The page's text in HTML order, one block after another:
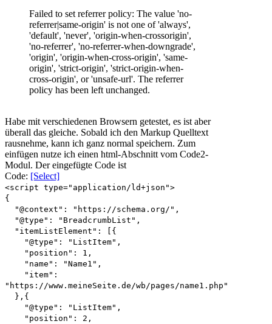
Failed to set referrer policy: The value 'no-
referrer|same-origin' is not one of 'always',
'default', 'never', 'origin-when-crossorigin',
'no-referrer', 'no-referrer-when-downgrade',
'origin', 'origin-when-cross-origin', 'same-
origin', 'strict-origin', 'strict-origin-when-
cross-origin', or 'unsafe-url'. The referrer
policy has been left unchanged.
Habe mit verschiedenen Browsern getestet, es ist aber
überall das gleiche. Sobald ich den Markup Quelltext
rausnehme, kann ich ganz normal speichern. Zum
einfügen nutze ich einen html-Abschnitt vom Code2-
Modul. Der eingefügte Code ist
Code: [Select]
<script type="application/ld+json">
{
"@context": "https://schema.org/",
"@type": "BreadcrumbList",
"itemListElement": [{
"@type": "ListItem",
"position": 1,
"name": "Name1",
"item":
"https://www.meineSeite.de/wb/pages/name1.php"
},{
"@type": "ListItem",
"position": 2,